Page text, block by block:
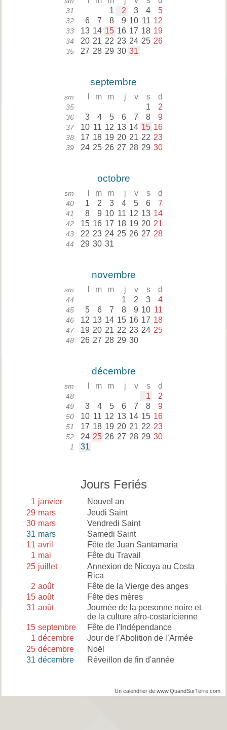
31 1 2 3 4 5
32 6 7 8 9 10 11 12
33 13 14 15 16 17 18 19
34 20 21 22 23 24 25 26
35 27 28 29 30 31
septembre
sm m m j v s d
35 1 2
36 3 4 5 6 7 8 9
37 10 11 12 13 14 15 16
38 17 18 19 20 21 22 23
39 24 25 26 27 28 29 30
octobre
sm m m j v s d
40 1 2 3 4 5 6 7
41 8 9 10 11 12 13 14
42 15 16 17 18 19 20 21
43 22 23 24 25 26 27 28
44 29 30 31
novembre
sm m m j v s d
44 1 2 3 4
45 5 6 7 8 9 10 11
46 12 13 14 15 16 17 18
47 19 20 21 22 23 24 25
48 26 27 28 29 30
décembre
sm m m j v s d
48 1 2
49 3 4 5 6 7 8 9
50 10 11 12 13 14 15 16
51 17 18 19 20 21 22 23
52 24 25 26 27 28 29 30
1 31
Jours Feriés
1 janvier
Nouvel an
29 mars
Jeudi Saint
30 mars
Vendredi Saint
31 mars
Samedi Saint
11 avril
Fête de Juan Santamaría
1 mai
Fête du Travail
25 juillet
Annexion de Nicoya au Costa
Rica
2 août
Fête de la Vierge des anges
15 août
Fête des mères
31 août
Journée de la personne noire et
de la culture afro-costaricienne
15 septembre
Fête de l'Indépendance
1 décembre
Jour de l’Abolition de l’Armée
25 décembre
Noël
31 décembre Réveillon de fin d'année
Un calendrier de www.QuandSurTerre.com